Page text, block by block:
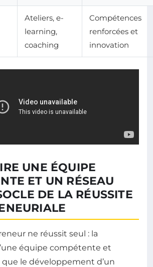
Ateliers, e-
learning,
coaching
Compétences
renforcées et
innovation
UNE ÉQUIPE
ET UN RÉSEAU
DE LA RÉUSSITE
ne réussit seul : la
équipe compétente et
que le développement d’un